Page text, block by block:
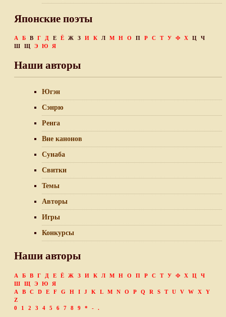
Японские поэты
А Б В Г Д Е Ё Ж З И К Л М Н О П Р С Т У Ф Х Ц
Ч
Ш
Щ Э Ю Я
Наши авторы
Югэн
Сэнрю
Ренга
Вне канонов
Сунаба
Свитки
Темы
Авторы
Игры
Конкурсы
Наши авторы
А Б В Г Д Е Ё Ж З И К Л М Н О П Р С Т У Ф Х Ц
Ч
Ш
Щ Э Ю
Я
A
B C D E F G H I J K L M N O P Q R S T U V W X
Y
Z
0
1 2 3 4 5 6 7 8 9 * - .